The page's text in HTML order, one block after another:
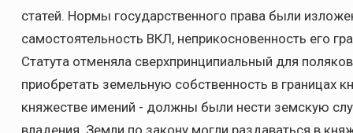
статей. Нормы государственного права были
самостоятельность ВКЛ, неприкосновенность его
Статута отменяла сверхпринципиальный для
приобретать земельную собственность в границах
княжестве имений - должны были нести земскую
владения. Земли по закону могли раздаваться в